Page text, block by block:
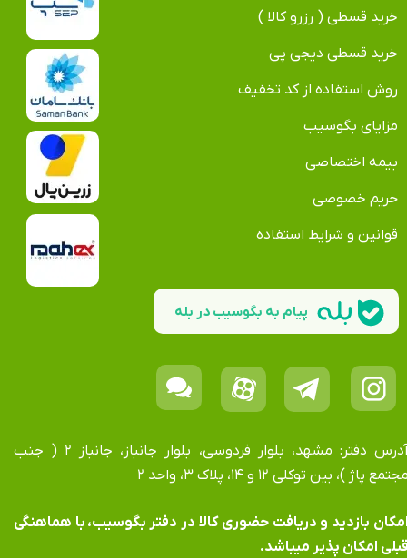
خرید قسطی ( رزرو کالا )
خرید قسطی دیجی پی
روش استفاده از کد تخفیف
مزایای بگوسیب
بیمه اختصاصی
حریم خصوصی
قوانین و شرایط استفاده
آدرس دفتر: مشهد، بلوار فردوسی، بلوار جانباز، جانباز ۲ ( جنب
پاژ )، بین توکلی ۱۲ و ۱۴، پلاک ۳، واحد ۲
بازدید و دریافت حضوری کالا در دفتر بگوسیب، با هماهنگی
امکان پذیر میباشد.
پیام به بگوسیب در بله